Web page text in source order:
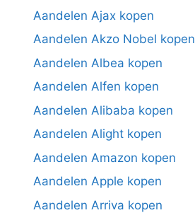
Aandelen Ajax kopen
Aandelen Akzo Nobel kopen
Aandelen Albea kopen
Aandelen Alfen kopen
Aandelen Alibaba kopen
Aandelen Alight kopen
Aandelen Amazon kopen
Aandelen Apple kopen
Aandelen Arriva kopen